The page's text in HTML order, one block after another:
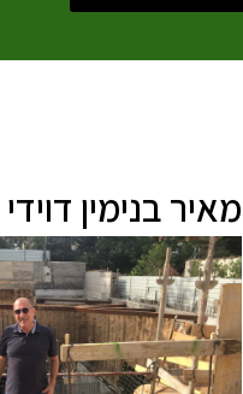
מאיר בנימין דוידי